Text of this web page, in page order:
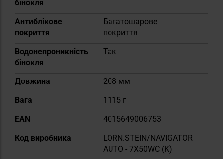
бінокля
Антиблікове
покриття
Багатошарове
покриття
Водонепроникність
бінокля
Так
Довжина
208 мм
Вага
1115 г
EAN
4015649006753
Код виробника
LORN.STEIN/NAVIGATOR
AUTO - 7X50WC (K)